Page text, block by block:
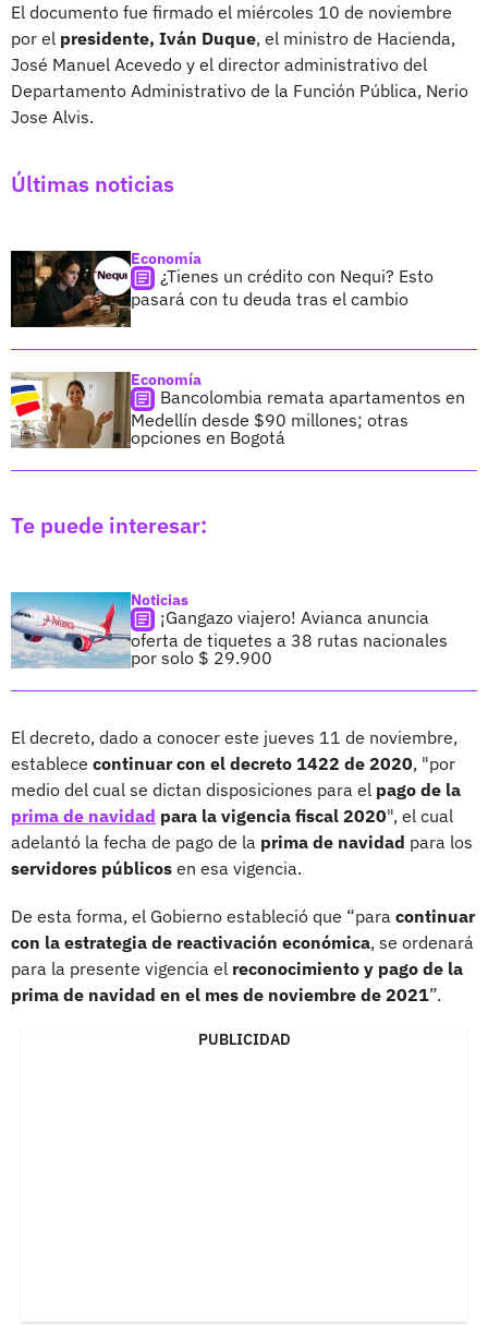
El documento fue firmado el miércoles 10 de noviembre
por el presidente, Iván Duque, el ministro de Hacienda,
José Manuel Acevedo y el director administrativo del
Departamento Administrativo de la Función Pública, Nerio
Jose Alvis.
Últimas noticias
Economía
¿Tienes un crédito con Nequi? Esto
pasará con tu deuda tras el cambio
Economía
Bancolombia remata apartamentos en
Medellín desde $90 millones; otras
opciones en Bogotá
Te puede interesar:
Noticias
¡Gangazo viajero! Avianca anuncia
oferta de tiquetes a 38 rutas nacionales
por solo $ 29.900
El decreto, dado a conocer este jueves 11 de noviembre,
establece continuar con el decreto 1422 de 2020, "por
medio del cual se dictan disposiciones para el pago de la
prima de navidad para la vigencia fiscal 2020", el cual
adelantó la fecha de pago de la prima de navidad para los
servidores públicos en esa vigencia.
De esta forma, el Gobierno estableció que “para continuar
con la estrategia de reactivación económica, se ordenará
para la presente vigencia el reconocimiento y pago de la
prima de navidad en el mes de noviembre de 2021”.
PUBLICIDAD